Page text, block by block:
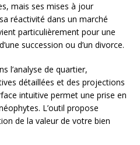
mais ses mises à jour
réactivité dans un marché
particulièrement pour une
succession ou d’un divorce.
l’analyse de quartier,
détaillées et des projections
intuitive permet une prise en
L’outil propose
de la valeur de votre bien